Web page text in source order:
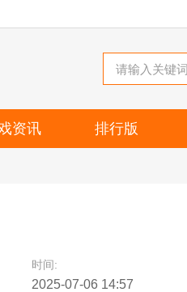
资讯 排行版
时间:
2025-07-06 14:57